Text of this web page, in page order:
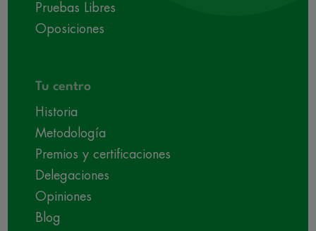
Pruebas Libres
Oposiciones
Tu centro
Historia
Metodología
Premios y certificaciones
Delegaciones
Opiniones
Blog